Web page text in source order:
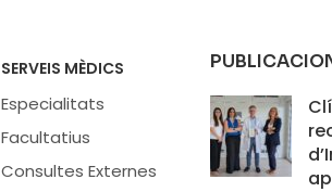
SERVEIS MÈDICS
Especialitats
Facultatius
Consultes Externes